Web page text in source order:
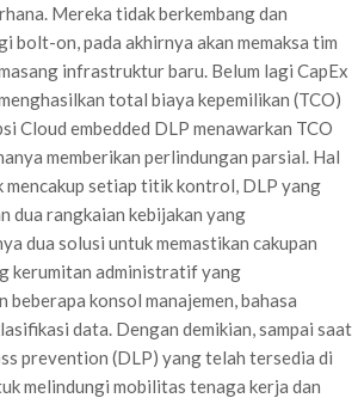
Mereka tidak berkembang dan
bolt-on, pada akhirnya akan memaksa tim
infrastruktur baru. Belum lagi CapEx
total biaya kepemilikan (TCO)
Cloud embedded DLP menawarkan TCO
memberikan perlindungan parsial. Hal
mencakup setiap titik kontrol, DLP yang
dua rangkaian kebijakan yang
dua solusi untuk memastikan cakupan
kerumitan administratif yang
beberapa konsol manajemen, bahasa
data. Dengan demikian, sampai saat
prevention (DLP) yang telah tersedia di
melindungi mobilitas tenaga kerja dan